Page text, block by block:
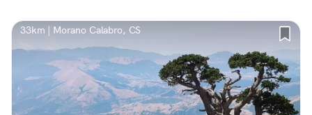
33km | Morano Calabro, CS